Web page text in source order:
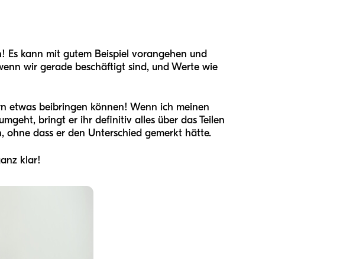
Es kann mit gutem Beispiel vorangehen und
wir gerade beschäftigt sind, und Werte wie
etwas beibringen können! Wenn ich meinen
bringt er ihr definitiv alles über das Teilen
ohne dass er den Unterschied gemerkt hätte.
klar!